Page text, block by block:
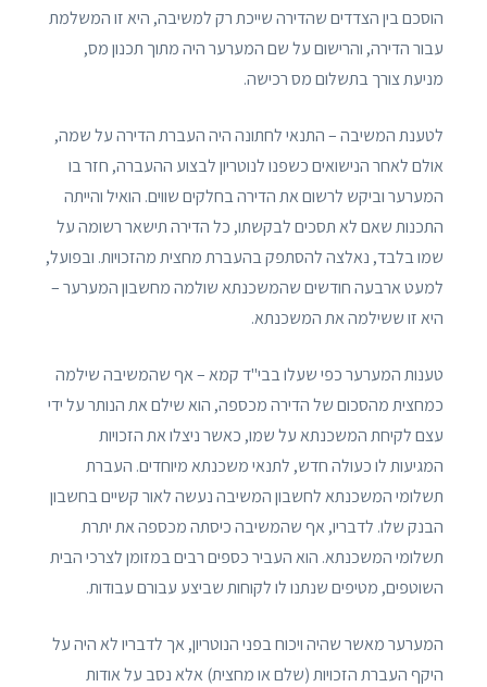
הוסכם בין הצדדים שהדירה שייכת רק למשיבה, היא זו המשלמת
עבור הדירה, והרישום על שם המערער היה מתוך תכנון מס,
מניעת צורך בתשלום מס רכישה.
לטענת המשיבה – התנאי לחתונה היה העברת הדירה על שמה,
אולם לאחר הנישואים כשפנו לנוטריון לבצוע ההעברה, חזר בו
המערער וביקש לרשום את הדירה בחלקים שווים. הואיל והייתה
התכנות שאם לא תסכים לבקשתו, כל הדירה תישאר רשומה על
שמו בלבד, נאלצה להסתפק בהעברת מחצית מהזכויות. ובפועל,
למעט ארבעה חודשים שהמשכנתא שולמה מחשבון המערער –
היא זו ששילמה את המשכנתא.
טענות המערער כפי שעלו בבי"ד קמא – אף שהמשיבה שילמה
כמחצית מהסכום של הדירה מכספה, הוא שילם את הנותר על ידי
עצם לקיחת המשכנתא על שמו, כאשר ניצלו את הזכויות
המגיעות לו כעולה חדש, לתנאי משכנתא מיוחדים. העברת
תשלומי המשכנתא לחשבון המשיבה נעשה לאור קשיים בחשבון
הבנק שלו. לדבריו, אף שהמשיבה כיסתה מכספה את יתרת
תשלומי המשכנתא. הוא העביר כספים רבים במזומן לצרכי הבית
השוטפים, מטיפים שנתנו לו לקוחות שביצע עבורם עבודות.
המערער מאשר שהיה ויכוח בפני הנוטריון, אך לדבריו לא היה על
היקף העברת הזכויות (שלם או מחצית) אלא נסב על אודות